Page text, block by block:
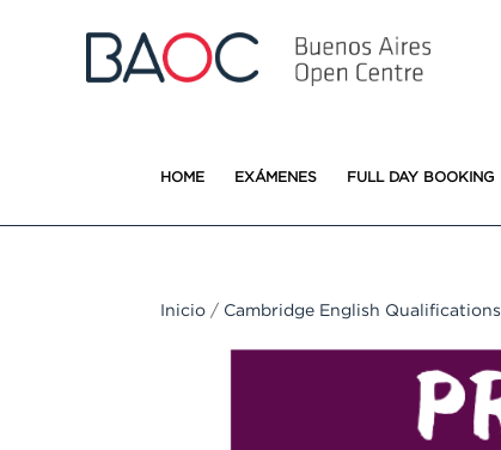
HOME EXÁMENES FULL DAY BOOKING
Inicio / Cambridge English Qualifications